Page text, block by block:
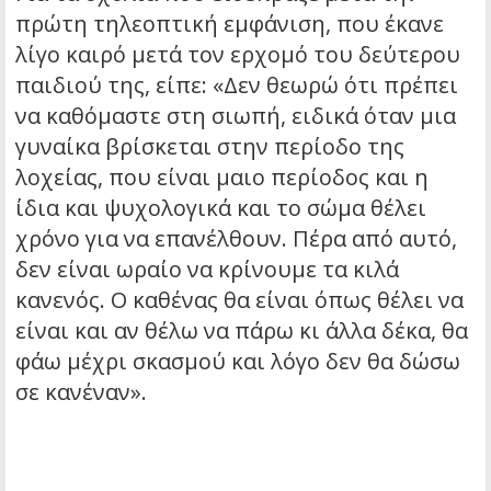
πρώτη τηλεοπτική εμφάνιση, που έκανε
λίγο καιρό μετά τον ερχομό του δεύτερου
παιδιού της, είπε: «Δεν θεωρώ ότι πρέπει
να καθόμαστε στη σιωπή, ειδικά όταν μια
γυναίκα βρίσκεται στην περίοδο της
λοχείας, που είναι μαιο περίοδος και η
ίδια και ψυχολογικά και το σώμα θέλει
χρόνο για να επανέλθουν. Πέρα από αυτό,
δεν είναι ωραίο να κρίνουμε τα κιλά
κανενός. Ο καθένας θα είναι όπως θέλει να
είναι και αν θέλω να πάρω κι άλλα δέκα, θα
φάω μέχρι σκασμού και λόγο δεν θα δώσω
σε κανέναν».